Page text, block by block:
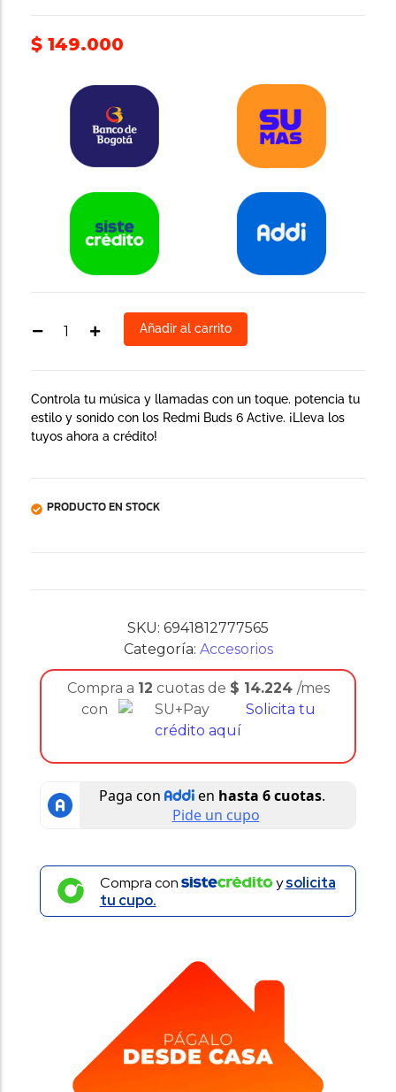
$ 149.000
Añadir al carrito
Controla tu música y llamadas con un toque. potencia tu
estilo y sonido con los Redmi Buds 6 Active. ¡Lleva los
tuyos ahora a crédito!
PRODUCTO EN STOCK
SKU: 6941812777565
Categoría: Accesorios
Compra a 12 cuotas de $ 14.224 /mes
con
Solicita tu
crédito aquí
Compra con ysolicita
tu cupo.